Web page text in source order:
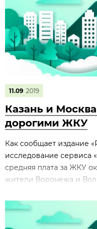
11.09 2019
Казань и
дорогими ЖКУ
Как сообщает издание
исследование сервиса
средняя плата за ЖКУ
жители Воронежа и